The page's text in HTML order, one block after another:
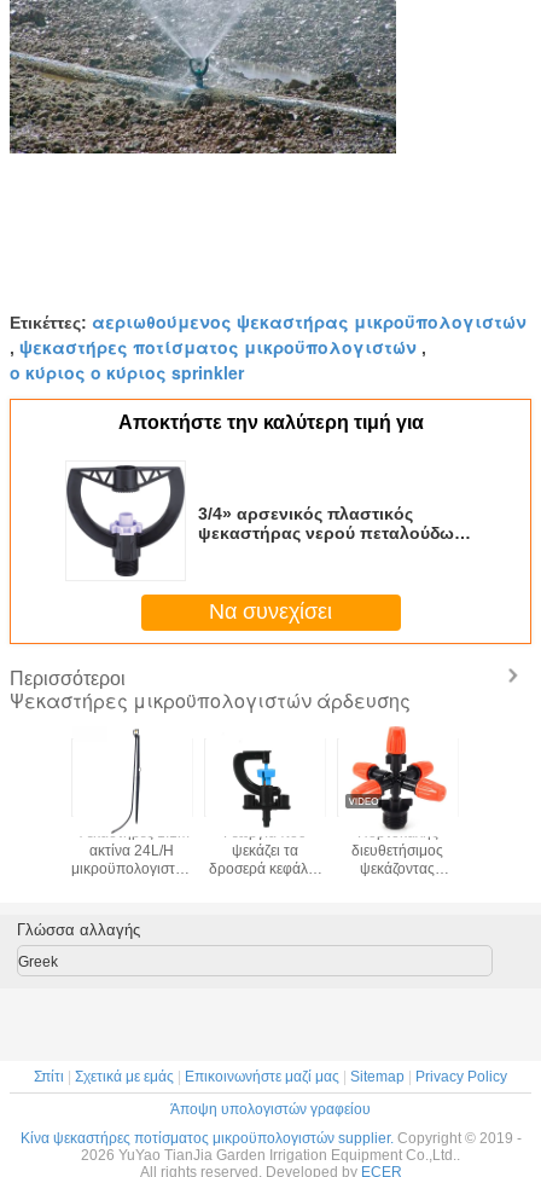
Ετικέττες: αεριωθούμενος ψεκαστήρας μικροϋπολογιστών
, ψεκαστήρες ποτίσματος μικροϋπολογιστών ,
ο κύριος ο κύριος sprinkler
Αποκτήστε την καλύτερη τιμή για
3/4» αρσενικός πλαστικός
ψεκαστήρας νερού πεταλούδων
Να συνεχίσει
Περισσότεροι
Ψεκαστήρες μικροϋπολογιστών άρδευσης
7 χιλ.
Ψεκαστήρες 1.1m
ακτίνα 24L/H
μικροϋπολογιστών
Γεωργία που
ψεκάζει τα
δροσερά κεφάλια
χορτοτάπητα
Πορτοκαλής
διευθετήσιμος
ψεκάζοντας
νημάτων
Γλώσσα αλλαγής
Greek
Σπίτι | Σχετικά με εμάς | Επικοινωνήστε μαζί μας | Sitemap | Privacy Policy
Άποψη υπολογιστών γραφείου
Κίνα ψεκαστήρες ποτίσματος μικροϋπολογιστών supplier. Copyright © 2019 -
2026 YuYao TianJia Garden Irrigation Equipment Co.,Ltd..
All rights reserved. Developed by ECER